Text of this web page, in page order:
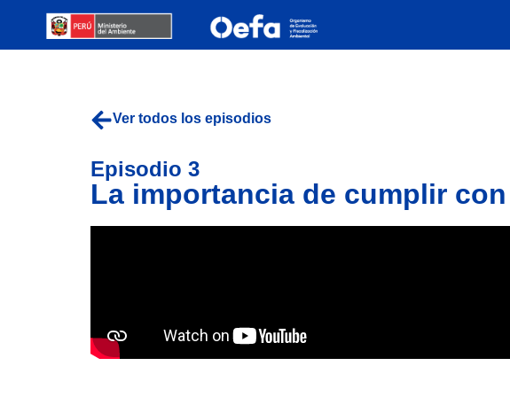
Ver todos los episodios
Episodio 3
La importancia de cumplir